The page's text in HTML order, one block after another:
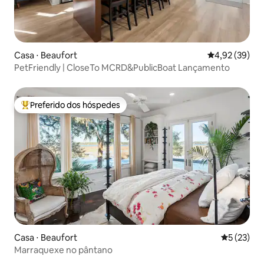
Casa ⋅ Beaufort 4,92 de uma
4,92 (39)
PetFriendly | CloseTo MCRD&PublicBoat Lançamento
Entre os melhores preferidos dos hóspedes
Preferido dos hóspedes
Casa ⋅ Beaufort 5 de uma
5 (23)
Marraquexe no pântano